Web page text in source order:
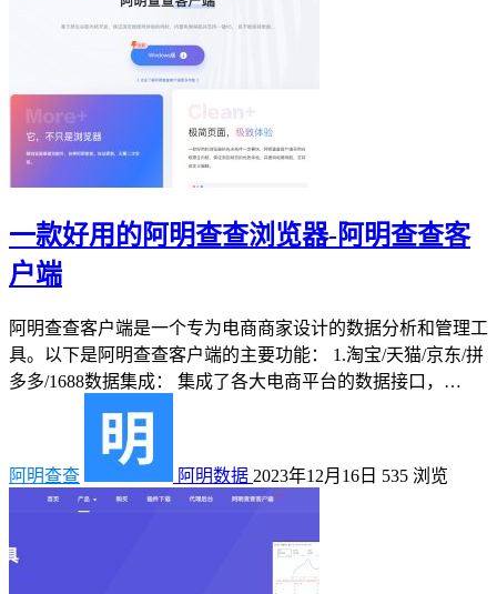
一款好用的阿明查查浏览器-阿明查查客
户端
阿明查查客户端是一个专为电商商家设计的数据分析和管理工
具。以下是阿明查查客户端的主要功能： 1.淘宝/天猫/京东/拼
多多/1688数据集成： 集成了各大电商平台的数据接口，…
阿明查查 阿明数据 2023年12月16日 535 浏览